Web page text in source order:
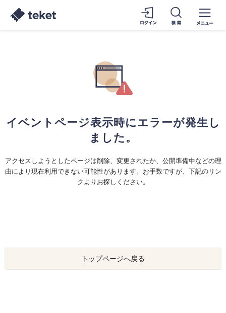
イベントページ表示時にエラーが発生し
ました。
アクセスしようとしたページは削除、変更されたか、公開準備中などの理
由により現在利用できない可能性があります。お手数ですが、下記のリン
クよりお探しください。
トップページへ戻る